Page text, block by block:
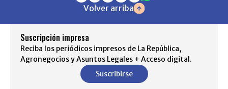
Volver arriba
Suscripción impresa
Reciba los periódicos impresos de La República,
Agronegocios y Asuntos Legales + Acceso digital.
Suscribirse